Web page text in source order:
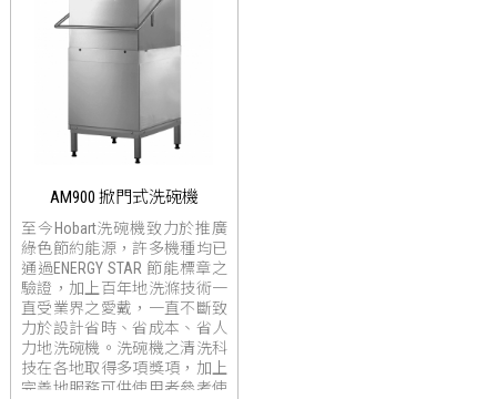
AM900 掀門式洗碗機
至今Hobart洗碗機致力於推廣
綠色節約能源，許多機種均已
通過ENERGY STAR 節能標章之
驗證，加上百年地洗滌技術一
直受業界之愛戴，一直不斷致
力於設計省時、省成本、省人
力地洗碗機。洗碗機之清洗科
技在各地取得多項獎項，加上
完善地服務可供使用者參考使